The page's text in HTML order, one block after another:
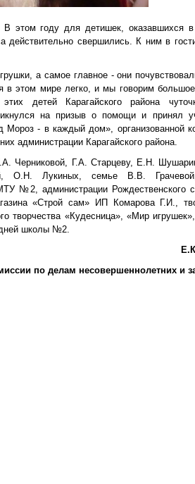
этом году для детишек, оказавшихся в
действительно свершились. К ним в
а самое главное - они
в этом мире легко, и мы говорим
детей Карагайского района
на призыв о помощи и принял
Мороз - в каждый дом», организованной
администрации Карагайского района.
Черниковой, Г.А. Старцеву, Е.Н.
О.Н. Лукиных, семье В.В.
№2, администрации Рождественского
«Строй сам» ИП Комарова Г.И.,
творчества «Кудесница», «Мир
школы №2.
по делам несовершеннолетних и